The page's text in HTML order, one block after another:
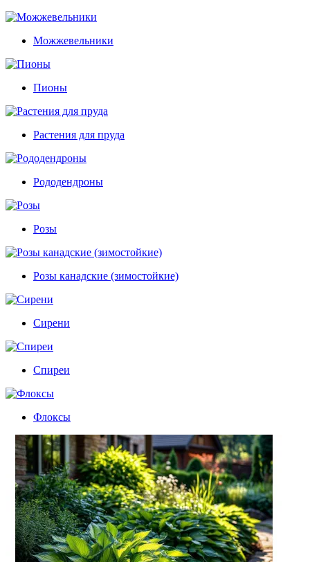
Можжевельники
Пионы
Растения для пруда
Рододендроны
Розы
Розы канадские (зимостойкие)
Сирени
Спиреи
Флоксы